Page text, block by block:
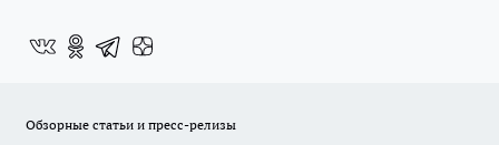
Обзорные статьи и пресс-релизы